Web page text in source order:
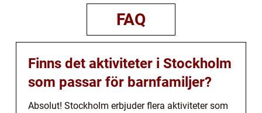
FAQ
Finns det aktiviteter i Stockholm
som passar för barnfamiljer?
Absolut! Stockholm erbjuder flera aktiviteter som